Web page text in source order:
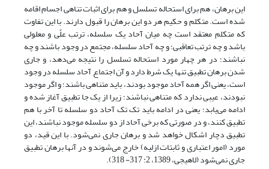
این برهان، هم برای استحاله تسلسل و هم برای اثبات تناهی اجسام اقامه
شده است. متکلم و حکیم هر دو این برهان را قبول دارند. با این تفاوت
که متکلم معتقد است چه میان آحاد یک سلسله، ترتب علّی و معلولی
باشد و چه ترتب تعاقبی؛ و چه آحاد سلسله، مجتمع در وجود باشند و چه
نباشند؛ در هر چهار مورد استحاله تسلسل را نتیجه می‌دهد، و جاری
شدن برهان تطبیق تنها یک شرط دارد و آن اجتماع آحاد سلسله در وجود
است، یعنی اگر همه آحاد موجود بودند، باید متناهی باشند؛ و اگر موجود
نبودند، عیبی ندارد که متناهی نباشند؛ زیرا از یک جا تطبیق آغاز شده و
ادامه می‌یابد؛ یعنی در ادامه باید تک تک آحاد دو سلسله تا آخر با هم
تطبیق کنند، و در صورتی که برخی آحاد از دو سلسله موجود نباشند، این
تطبیق دچار اشکال خواهد شد و برهان جاری نمی‌شود. با این قید، دو
مورد (امور اعتباری و ثابتات ازلیه) خارج می‌شوند و در آنها برهان تطبیق
جاری نمی‌شود (لاهیجی، 1389، 2: 317- 318).